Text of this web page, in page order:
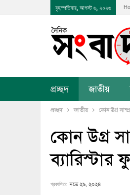
বৃহস্পতিবার, আগস্ট ৬, ২০২৬
প্রচ্ছদ জাতীয়
প্রচ্ছদ জাতীয় কোন উগ্র
কোন উগ্র
ব্যারিস্টার
প্রকাশিত: নভে ২৯, ২০২৪